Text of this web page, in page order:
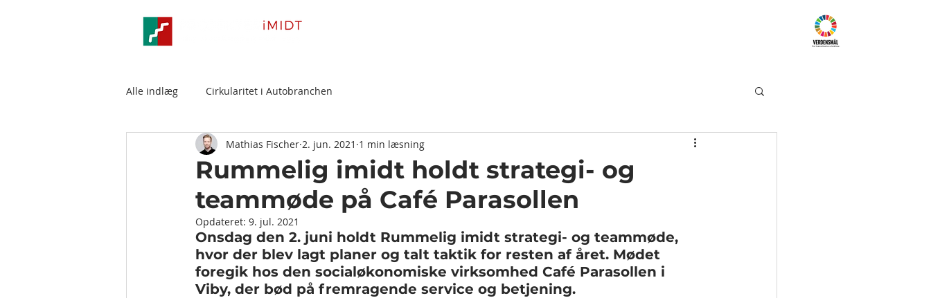
Alle indlæg Cirkularitet i Autobranchen
Rummelig imidt holdt strategi- og
teammøde på Café Parasollen
Mathias Fischer 2. jun. 2021 1 min læsning
Opdateret: 9. jul. 2021
Onsdag den 2. juni holdt Rummelig imidt strategi- og teammøde,
hvor der blev lagt planer og talt taktik for resten af året. Mødet
foregik hos den socialøkonomiske virksomhed Café Parasollen i
Viby, der bød på fremragende service og betjening.